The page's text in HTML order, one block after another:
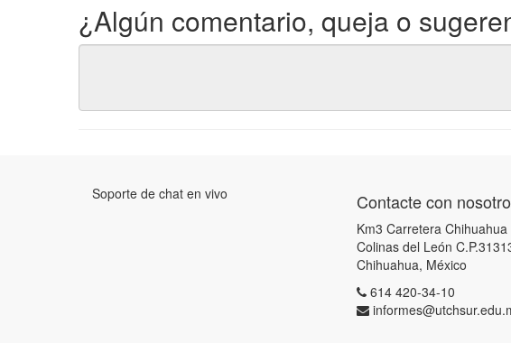
¿Algún comentario, queja o
Soporte de chat en vivo Contacte con
Km3 Carretera
Colinas del León
Chihuahua, México
614 420-34-10